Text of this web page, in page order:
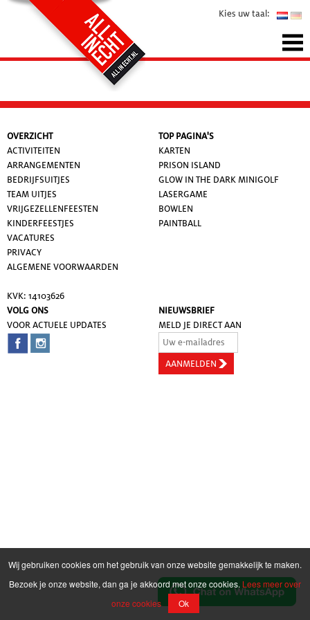
Kies uw taal:
OVERZICHT
ACTIVITEITEN
ARRANGEMENTEN
BEDRIJFSUITJES
TEAM UITJES
VRIJGEZELLENFEESTEN
KINDERFEESTJES
VACATURES
PRIVACY
ALGEMENE VOORWAARDEN
KVK: 14103626
TOP PAGINA'S
KARTEN
PRISON ISLAND
GLOW IN THE DARK MINIGOLF
LASERGAME
BOWLEN
PAINTBALL
VOLG ONS
VOOR ACTUELE UPDATES
NIEUWSBRIEF
MELD JE DIRECT AAN
Wij gebruiken cookies om het gebruik van onze website gemakkelijk te maken.
Bezoek je onze website, dan ga je akkoord met onze cookies. Lees meer over
onze cookies
Ok